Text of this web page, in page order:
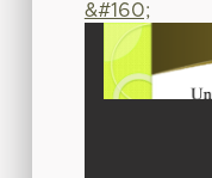
&#160;